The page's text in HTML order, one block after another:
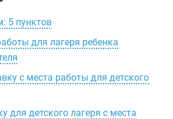
5 пунктов
для лагеря ребенка
с места работы для детского
для детского лагеря с места